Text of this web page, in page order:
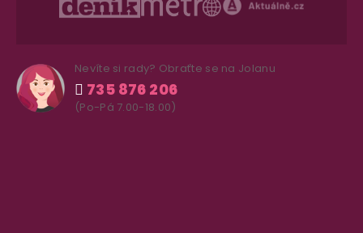
Nevíte si rady? Obraťte se na Jolanu
735 876 206
(Po-Pá 7.00-18.00)